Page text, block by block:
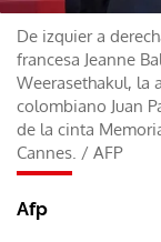
De izquier a
francesa Jeanne
Weerasethakul, la
colombiano Juan
de la cinta
Cannes. / AFP
Afp